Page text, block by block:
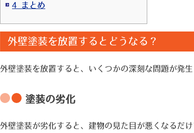
4 まとめ
外壁塗装を放置するとどうなる？
外壁塗装を放置すると、いくつかの深刻な問題が発
塗装の劣化
外壁塗装が劣化すると、建物の見た目が悪くなるだ